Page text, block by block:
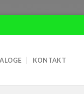
KONTAKT